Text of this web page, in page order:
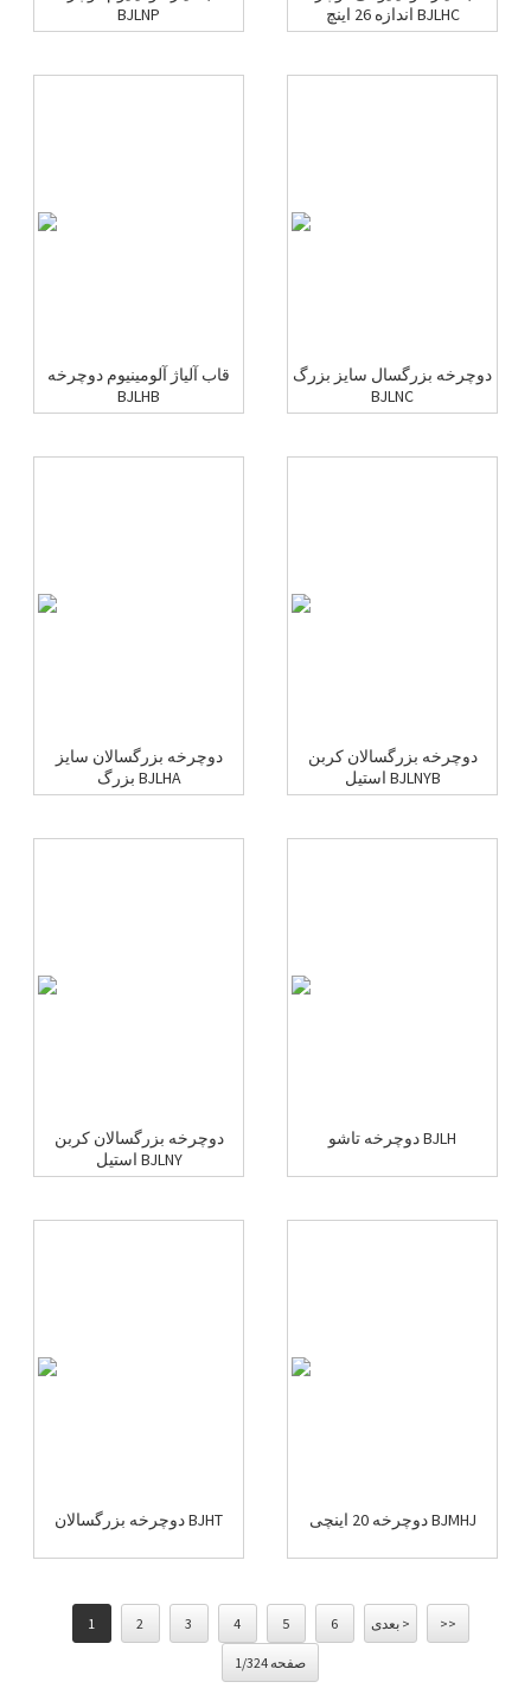
BJLNP
اندازه 26 اینچ BJLHC
قاب آلیاژ آلومینیوم دوچرخه
BJLHB
دوچرخه بزرگسال سایز بزرگ
BJLNC
دوچرخه بزرگسالان سایز
بزرگ BJLHA
دوچرخه بزرگسالان کربن
استیل BJLNYB
دوچرخه بزرگسالان کربن
استیل BJLNY
دوچرخه تاشو BJLH
دوچرخه بزرگسالان BJHT دوچرخه 20 اینچی BJMHJ
1 2 3 4 5 6 بعدی > >>
صفحه 1/324